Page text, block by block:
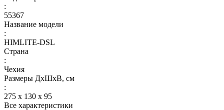
:
55367
Название модели
:
HIMLITE-DSL
Страна
:
Чехия
Размеры ДхШхВ, см
:
275 х 130 х 95
Все характеристики